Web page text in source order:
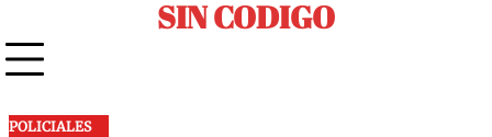
to
content
SIN CODIGO
POLICIALES